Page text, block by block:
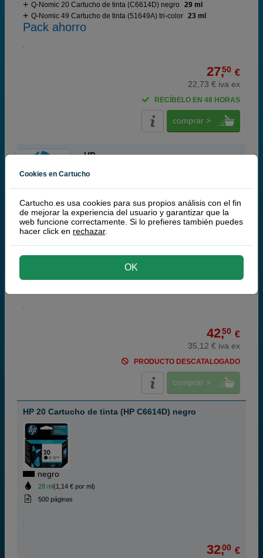
Q-Nomic 20 Cartucho de tinta (C6614D) negro
29 ml
Q-Nomic 49 Cartucho de tinta (51649A) tri-color 23 ml
Pack ahorro
27,50 €
22,73 € iva ex
RECÍBELO EN 48 HORAS
comprar >
HP
cian magenta amarillo
42,50 €
35,12 € iva ex
PRODUCTO DESCATALOGADO
comprar >
HP 20 Cartucho de tinta (HP C6614D) negro
negro
28 ml(1,14 € por ml)
500 páginas
32,00 €
Cookies en Cartucho
Cartucho.es usa cookies para sus propios análisis con el fin
de mejorar la experiencia del usuario y garantizar que la
web funcione correctamente. Si lo prefieres también puedes
hacer click en rechazar.
OK